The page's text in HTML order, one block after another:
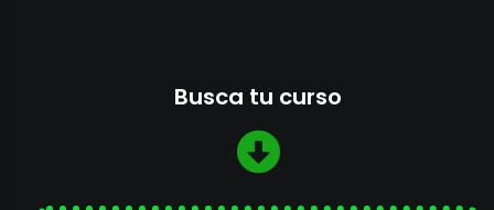
Busca tu curso